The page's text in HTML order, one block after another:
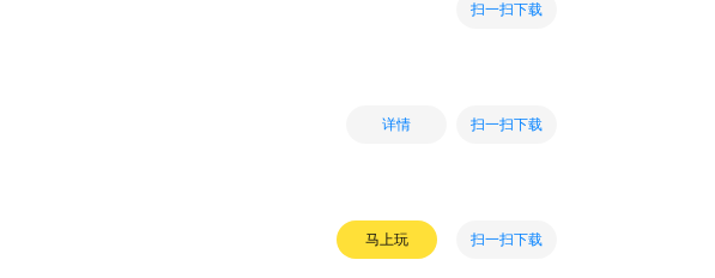
扫一扫下载
详情 扫一扫下载
马上玩 扫一扫下载